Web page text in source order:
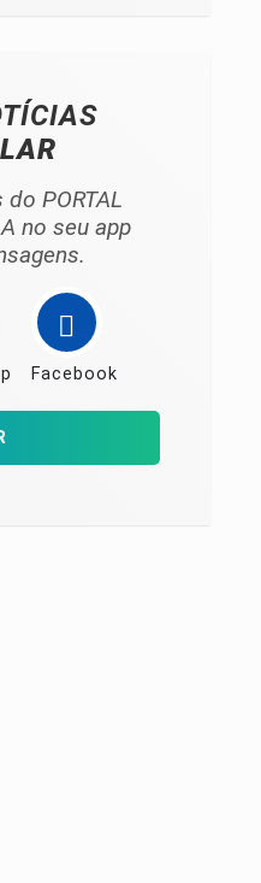
PORTAL
no seu app
Facebook